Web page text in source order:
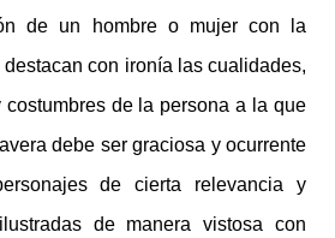
de un hombre o mujer con la
con ironía las cualidades,
costumbres de la persona a la que
debe ser graciosa y ocurrente
de cierta relevancia y
de manera vistosa con